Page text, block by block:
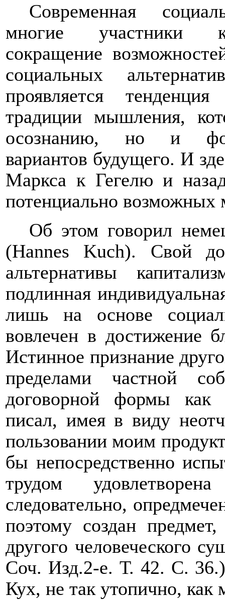
Современная
многие участники
сокращение
социальных
проявляется
традиции мышления,
осознанию, но и
вариантов будущего. И
Маркса к Гегелю и
потенциально возможных
Об этом говорил
(Hannes Kuch).
Свой
альтернативы
подлинная
лишь на основе
вовлечен в достижение
Истинное признание
пределами частной
договорной формы как
писал, имея в виду
пользовании моим
бы непосредственно
трудом
следовательно,
поэто­му создан
другого человеческого
Соч. Изд.2-е. Т. 42. С.
Кух, не так утопично, как